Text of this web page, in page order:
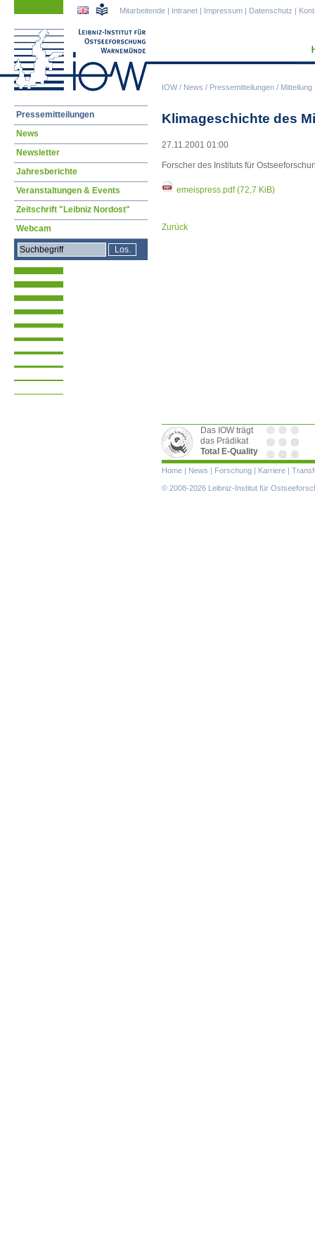
IOW/ News / Pressemitteilungen / Mitteilung
Mitarbeitende | Intranet | Impressum | Datenschutz |
Klimageschichte des
27.11.2001 01:00
Forscher des Instituts für
emeispress.pdf(72,7 KiB)
Zurück
Navigation
Pressemitteilungen
News
Newsletter
Jahresberichte
Veranstaltungen & Events
Zeitschrift "Leibniz Nordost"
Webcam
Das IOW trägt
das Prädikat
Total E-Quality
Navigation
überspringen
Home | News | Forschung | Karriere |
© 2008-2026 Leibniz-Institut für